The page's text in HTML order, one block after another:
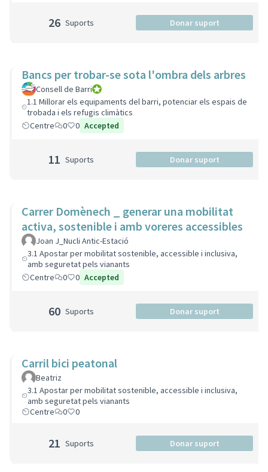
26 Suports Donar suport
Bancs per trobar-se sota l'ombra dels arbres
Consell de BarriConsell de Barri
1.1 Millorar els equipaments del barri, potenciar els espais de
trobada i els refugis climàtics
Centre
0 0 Accepted
11 Suports Donar suport
Carrer Domènech _ generar una mobilitat
activa, sostenible i amb voreres accessibles
Joan J_Nucli Antic-Estació
3.1 Apostar per mobilitat sostenible, accessible i inclusiva,
amb seguretat pels vianants
Centre
0 0 Accepted
60 Suports Donar suport
Carril bici peatonal
Beatriz
3.1 Apostar per mobilitat sostenible, accessible i inclusiva,
amb seguretat pels vianants
Centre
0 0
21 Suports Donar suport